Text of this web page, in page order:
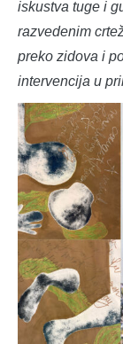
iskustva tuge i
razvedenim
preko zidova i
intervencija u